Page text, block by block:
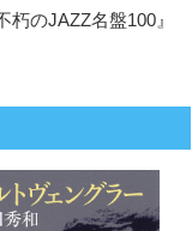
のJAZZ名盤100』